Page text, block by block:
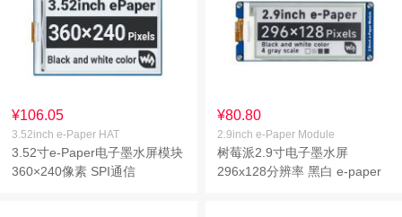
¥106.05
3.52inch e-Paper HAT
3.52寸e-Paper电子墨水屏模块
360×240像素 SPI通信
¥80.80
2.9inch e-Paper Module
树莓派2.9寸电子墨水屏
296x128分辨率 黑白 e-paper